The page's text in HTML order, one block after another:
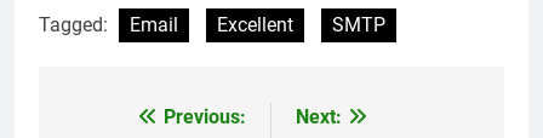
Tagged: Email Excellent SMTP
Previous:
Next: